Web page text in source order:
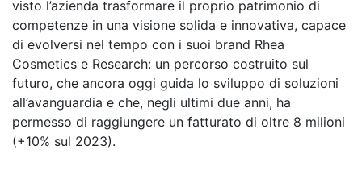
visto l’azienda trasformare il proprio patrimonio di
competenze in una visione solida e innovativa, capace
di evolversi nel tempo con i suoi brand Rhea
Cosmetics e Research: un percorso costruito sul
futuro, che ancora oggi guida lo sviluppo di soluzioni
all’avanguardia e che, negli ultimi due anni, ha
permesso di raggiungere un fatturato di oltre 8 milioni
(+10% sul 2023).